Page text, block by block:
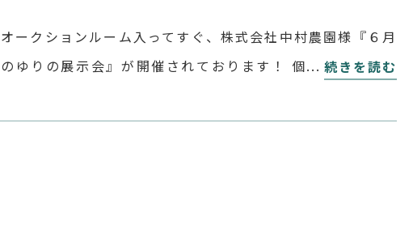
オークションルーム入ってすぐ、株式会社中村農園様『６月
のゆりの展示会』が開催されております！ 個性豊かな「香
スポット！ 「ユリ」を知れるパネルやパンフレットもご用
続きを読む